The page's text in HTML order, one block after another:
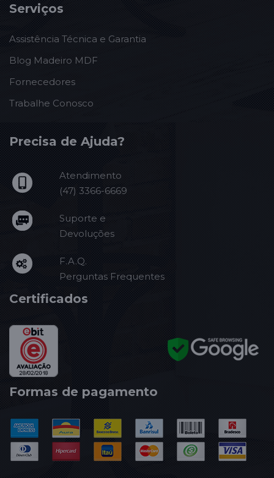
Serviços
Assistência Técnica e Garantia
Blog Madeiro MDF
Fornecedores
Trabalhe Conosco
Precisa de Ajuda?
Atendimento
(47) 3366-6669
Suporte e
Devoluções
F.A.Q.
Perguntas Frequentes
Certificados
Formas de pagamento